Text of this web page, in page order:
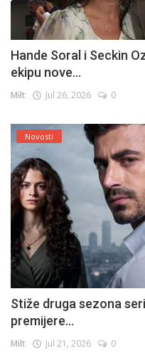
Hande Soral i Seckin
ekipu nove...
Milt Jul 26, 2026 0
Novosti
Stiže druga sezona
premijere...
Milt Jul 21, 2026 0